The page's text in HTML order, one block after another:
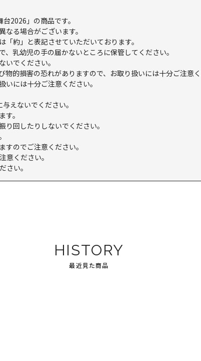
2026」の商品です。
る場合がございます。
約」と表記させていただいております。
乳幼児の手の届かないところに保管してください。
でください。
的損害の恐れがありますので、お取り扱いには十分ご注意く
には十分ご注意ください。
えないでください。
。
回したりしないでください。
のでご注意ください。
ください。
さい。
HISTORY
最近見た商品